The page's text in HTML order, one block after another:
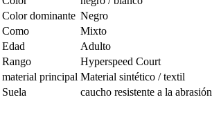
Color dominante Negro
Como
Mixto
Edad
Adulto
Rango
Hyperspeed Court
material principal Material sintético / textil
Suela
caucho resistente a la abrasión